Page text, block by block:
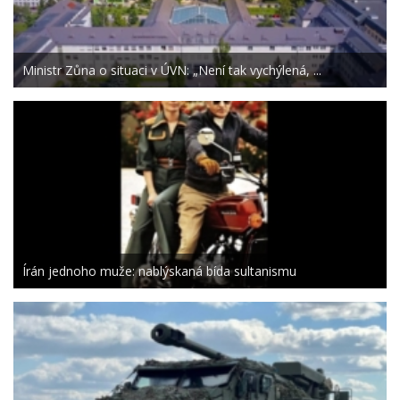
Ministr Zůna o situaci v ÚVN: „Není tak vychýlená, ...
Írán jednoho muže: nablýskaná bída sultanismu